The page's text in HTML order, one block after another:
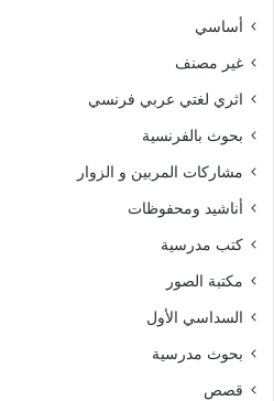
أساسي
غير مصنف
اثري لغتي عربي فرنسي
بحوث بالفرنسية
مشاركات المربين و الزوار
أناشيد ومحفوظات
كتب مدرسية
مكتبة الصور
السداسي الأول
بحوث مدرسية
قصص